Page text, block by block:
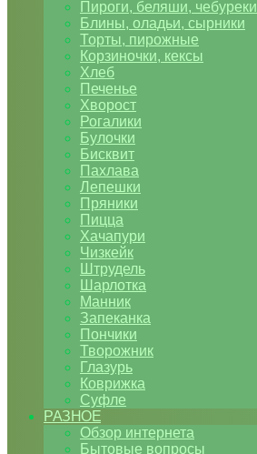
Пироги, беляши, чебуреки
Блины, оладьи, сырники
Торты, пирожные
Корзиночки, кексы
Хлеб
Печенье
Хворост
Рогалики
Булочки
Бисквит
Пахлава
Лепешки
Пряники
Пицца
Хачапури
Чизкейк
Штрудель
Шарлотка
Манник
Запеканка
Пончики
Творожник
Глазурь
Коврижка
Суфле
РАЗНОЕ
Обзор интернета
Бытовые вопросы